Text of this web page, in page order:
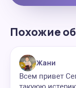
Похожие
Жани
Всем привет